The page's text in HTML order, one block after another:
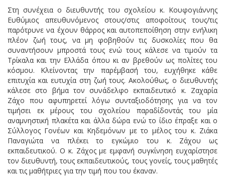
Στη συνέχεια ο διευθυντής του σχολείου κ. Κουφογιάννης
Ευθύμιος απευθυνόμενος στους/στις αποφοίτους τους/τις
παρότρυνε να έχουν θάρρος και αυτοπεποίθηση στην ενήλικη
πλέον ζωή τους, να μη φοβηθούν τις δυσκολίες που θα
συναντήσουν μπροστά τους ενώ τους κάλεσε να τιμούν τα
Τρίκαλα και την Ελλάδα όπου κι αν βρεθούν ως πολίτες του
κόσμου. Κλείνοντας την παρέμβασή του, ευχήθηκε κάθε
επιτυχία και ευτυχία στη ζωή τους. Ακολούθως, ο διευθυντής
κάλεσε στο βήμα τον συνάδελφο εκπαιδευτικό κ. Ζαχαρία
Ζάχο που αφυπηρετεί λόγω συνταξιοδότησης για να τον
τιμήσει εκ μέρους του σχολείου παραδίδοντάς του μία
αναμνηστική πλακέτα και άλλα δώρα ενώ το ίδιο έπραξε και ο
Σύλλογος Γονέων και Κηδεμόνων με το μέλος του κ. Ζιάκα
Παναγιώτα να πλέκει το εγκώμιο του κ. Ζάχου ως
εκπαιδευτικού. Ο κ. Ζάχος με εμφανή συγκίνηση ευχαρίστησε
τον διευθυντή, τους εκπαιδευτικούς, τους γονείς, τους μαθητές
και τις μαθήτριες για την τιμή που του έκαναν.